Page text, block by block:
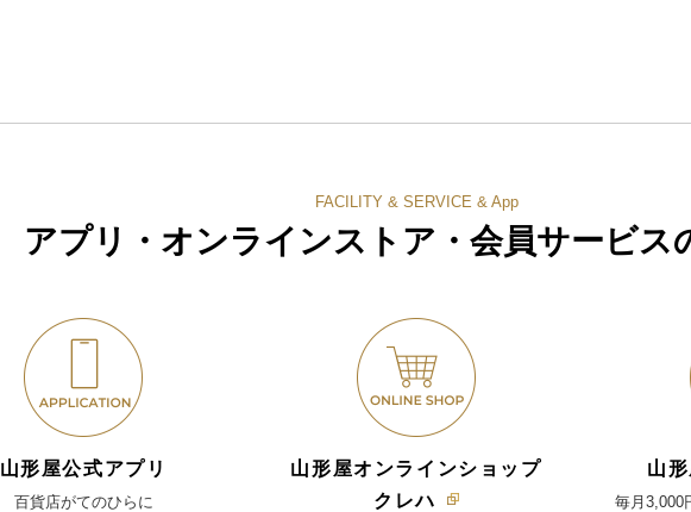
FACILITY & SERVICE & App
アプリ・オンラインストア・ 会員サービス
山形屋公式アプリ
百貨店がてのひらに
山形屋オンラインショップ
クレハ
山
毎月3,000